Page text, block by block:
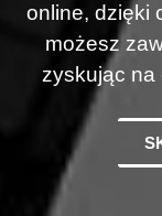
online, dzięki
możesz
zyskując na